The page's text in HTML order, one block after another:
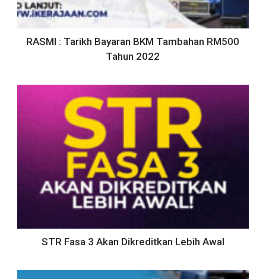
RASMI : Tarikh Bayaran BKM Tambahan RM500
Tahun 2022
STR Fasa 3 Akan Dikreditkan Lebih Awal